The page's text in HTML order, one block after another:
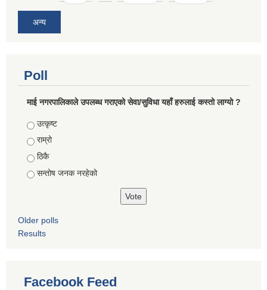
अन्य
Poll
माई नगरपालिकाले उपलब्ध गराएको सेवा/सुविधा यहाँ हरुलाई कस्तो लाग्यो ?
Choices
उत्कृष्ट
राम्रो
ठिकै
सन्तोष जनक नरहेको
Older polls
Results
Facebook Feed